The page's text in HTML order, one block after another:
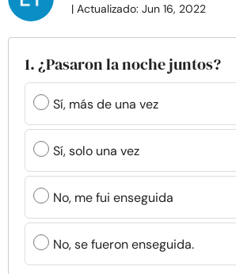
Relaciones
Familia
Ayuda
Cursos
Recursos
Comunidad
| Actualizado: Jun 16, 2022
1. ¿Pasaron la noche juntos?
Sí, más de una vez
Sí, solo una vez
No, me fui enseguida
No, se fueron enseguida.